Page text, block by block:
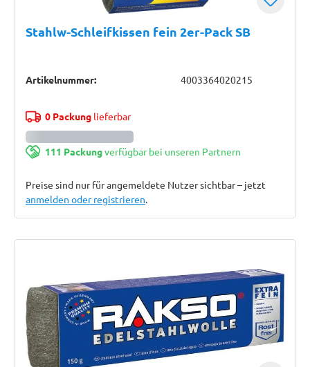
Stahlw-Schleifkissen fein 2er-Pack SB
Artikelnummer: 4003364020215
0 Packunglieferbar
111 Packungverfügbar bei unseren Partnern
Preise sind nur für angemeldete Nutzer sichtbar – jetzt
anmelden oder registrieren.